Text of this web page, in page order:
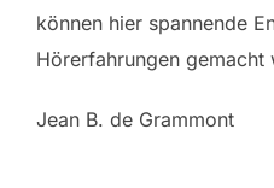
können hier spannende
Hörerfahrungen gemacht
Jean B. de Grammont